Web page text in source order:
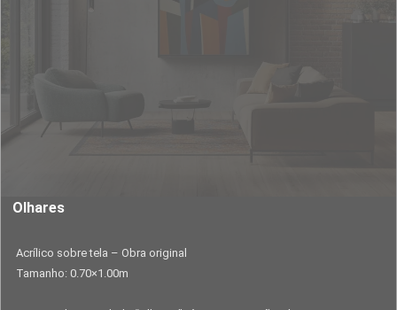
Olhares
Acrílico sobre tela – Obra original
Tamanho: 0.70×1.00m